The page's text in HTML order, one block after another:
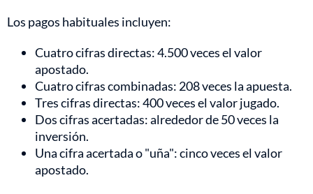
Los pagos habituales incluyen:
Cuatro cifras directas: 4.500 veces el valor
apostado.
Cuatro cifras combinadas: 208 veces la apuesta.
Tres cifras directas: 400 veces el valor jugado.
Dos cifras acertadas: alrededor de 50 veces la
inversión.
Una cifra acertada o "uña": cinco veces el valor
apostado.